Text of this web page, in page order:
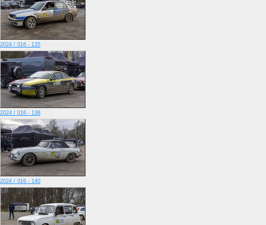
2024 / 016 - 135
2024 / 016 - 138
2024 / 016 - 140